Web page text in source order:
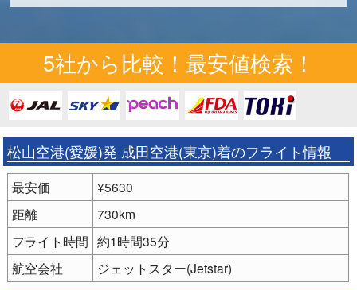
5社から比較！最安値検索！
松山空港(愛媛)発 成田空港(東京)着のフライト情報
最安価
¥5630
距離
730km
フライト時間 約1時間35分
航空会社
ジェットスター(Jetstar)